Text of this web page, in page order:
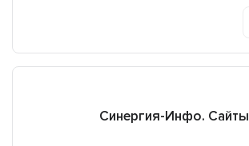
Синергия-Инфо. Сайты